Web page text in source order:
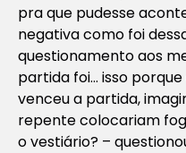
pra que pudesse
negativa como foi
questionamento aos
partida foi… isso
venceu a partida,
repente colocariam
o vestiário? –